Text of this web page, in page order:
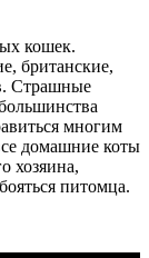
кошек.
британские,
Страшные
многим
домашние коты
хозяина,
питомца.